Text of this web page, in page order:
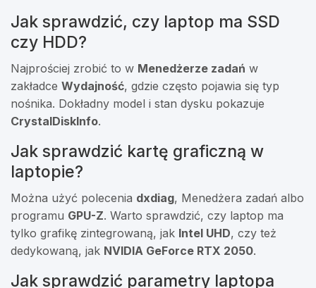
Jak sprawdzić, czy laptop ma SSD
czy HDD?
Najprościej zrobić to w Menedżerze zadań w
zakładce Wydajność, gdzie często pojawia się typ
nośnika. Dokładny model i stan dysku pokazuje
CrystalDiskInfo.
Jak sprawdzić kartę graficzną w
laptopie?
Można użyć polecenia dxdiag, Menedżera zadań albo
programu GPU-Z. Warto sprawdzić, czy laptop ma
tylko grafikę zintegrowaną, jak Intel UHD, czy też
dedykowaną, jak NVIDIA GeForce RTX 2050.
Jak sprawdzić parametry laptopa